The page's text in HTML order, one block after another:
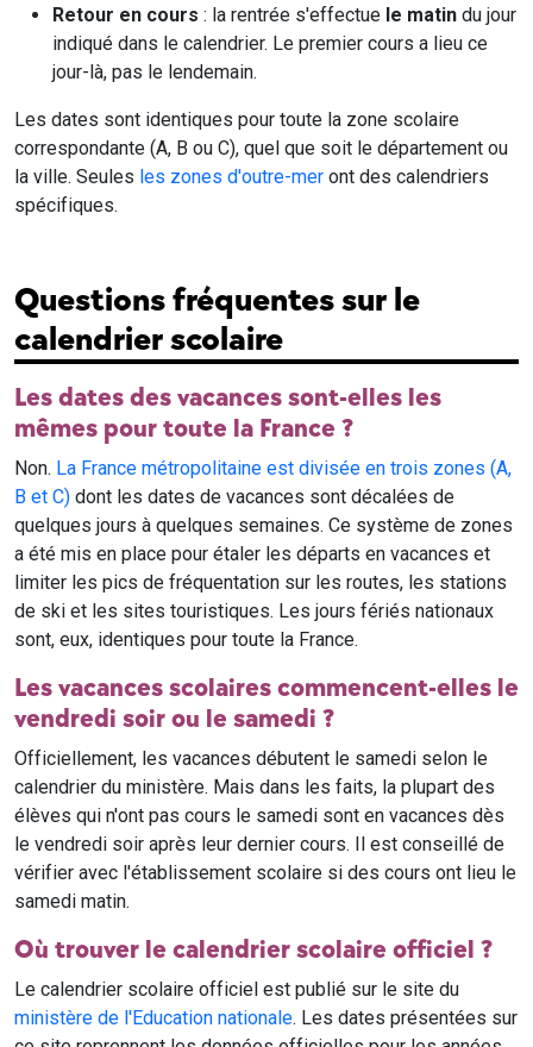
Retour en cours : la rentrée s'effectue le matin du jour
indiqué dans le calendrier. Le premier cours a lieu ce
jour-là, pas le lendemain.
Les dates sont identiques pour toute la zone scolaire
correspondante (A, B ou C), quel que soit le département ou
la ville. Seules les zones d'outre-mer ont des calendriers
spécifiques.
Questions fréquentes sur le
calendrier scolaire
Les dates des vacances sont-elles les
mêmes pour toute la France ?
Non. La France métropolitaine est divisée en trois zones (A,
B et C) dont les dates de vacances sont décalées de
quelques jours à quelques semaines. Ce système de zones
a été mis en place pour étaler les départs en vacances et
limiter les pics de fréquentation sur les routes, les stations
de ski et les sites touristiques. Les jours fériés nationaux
sont, eux, identiques pour toute la France.
Les vacances scolaires commencent-elles le
vendredi soir ou le samedi ?
Officiellement, les vacances débutent le samedi selon le
calendrier du ministère. Mais dans les faits, la plupart des
élèves qui n'ont pas cours le samedi sont en vacances dès
le vendredi soir après leur dernier cours. Il est conseillé de
vérifier avec l'établissement scolaire si des cours ont lieu le
samedi matin.
Où trouver le calendrier scolaire officiel ?
Le calendrier scolaire officiel est publié sur le site du
ministère de l'Education nationale. Les dates présentées sur